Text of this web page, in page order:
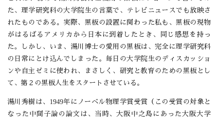
た、理学研究科の大学院生の言葉で、テレビニュースでも放映さ
れたものである。実際、黒板の設置に関わった私も、黒板の現物
がはるばるアメリカから日本に到着したとき、同じ感想を持っ
た。しかし、いま、湯川博士の愛用の黒板は、完全に理学研究科
の日常にとけ込んでしまった。毎日の大学院生のディスカッショ
ンや自主ゼミに使われ、まさしく、研究と教育のための黒板とし
て、第２の黒板人生をスタートさせている。
湯川秀樹は、1949年にノーベル物理学賞受賞（この受賞の対象と
なった中間子論の論文は、当時、大阪中之島にあった大阪大学